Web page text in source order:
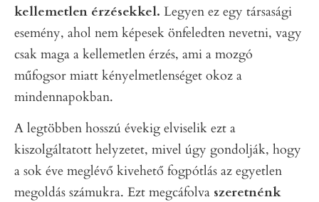
kellemetlen érzésekkel. Legyen ez egy társasági
esemény, ahol nem képesek önfeledten nevetni, vagy
csak maga a kellemetlen érzés, ami a mozgó
műfogsor miatt kényelmetlenséget okoz a
mindennapokban.
A legtöbben hosszú évekig elviselik ezt a
kiszolgáltatott helyzetet, mivel úgy gondolják, hogy
a sok éve meglévő kivehető fogpótlás az egyetlen
megoldás számukra. Ezt megcáfolva szeretnénk